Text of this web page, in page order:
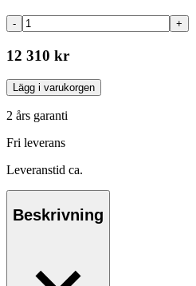
- +
12 310 kr
Lägg i varukorgen
2 års garanti
Fri leverans
Leveranstid ca.
Beskrivning